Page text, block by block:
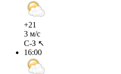
+21
3 м/с
С-З ↖
16:00